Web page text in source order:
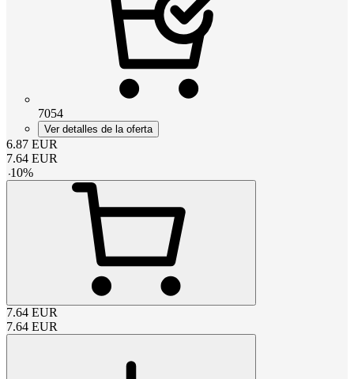
7054
Ver detalles de la oferta
6.87 EUR
7.64 EUR
-10%
7.64 EUR
7.64 EUR